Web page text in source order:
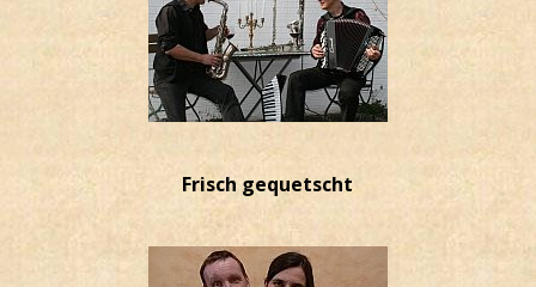
Frisch gequetscht